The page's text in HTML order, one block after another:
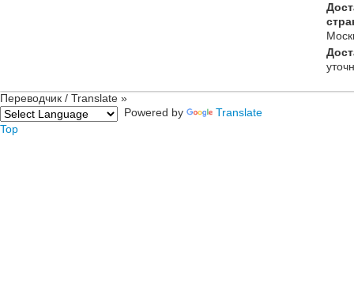
Переводчик / Translate »
Powered by
Translate
Top